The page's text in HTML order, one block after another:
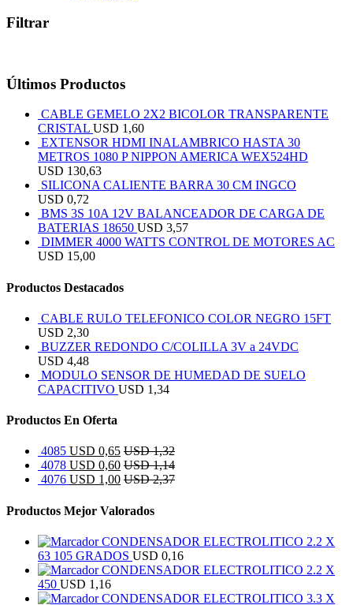
Filtrar
Últimos Productos
CABLE GEMELO 2X2 BICOLOR TRANSPARENTE
CRISTAL USD 1,60
EXTENSOR HDMI INALAMBRICO HASTA 30
METROS 1080 P NIPPON AMERICA WEX524HD
USD 130,63
SILICONA CALIENTE BARRA 30 CM INGCO
USD 0,72
BMS 3S 10A 12V BALANCEADOR DE CARGA DE
BATERIAS 18650 USD 3,57
DIMMER 4000 WATTS CONTROL DE MOTORES AC
USD 15,00
Productos Destacados
CABLE RULO TELEFONICO COLOR NEGRO 15FT
USD 2,30
BUZZER REDONDO C/COLILLA 3V a 24VDC
USD 4,48
MODULO SENSOR DE HUMEDAD DE SUELO
CAPACITIVO USD 1,34
Productos En Oferta
4085 USD 0,65 USD1,32
4078 USD 0,60 USD1,14
4076 USD 1,00 USD2,37
Productos Mejor Valorados
CONDENSADOR ELECTROLITICO 2.2 X
63 105 GRADOS USD 0,16
CONDENSADOR ELECTROLITICO 2.2 X
450 USD 1,16
CONDENSADOR ELECTROLITICO 3.3 X